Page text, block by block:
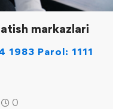
markazlari
1983 Parol: 1111
0